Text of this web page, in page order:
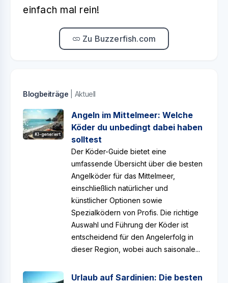
einfach mal rein!
Zu Buzzerfish.com
Blogbeiträge | Aktuell
KI-generiert
Angeln im Mittelmeer: Welche
Köder du unbedingt dabei haben
solltest
Der Köder-Guide bietet eine
umfassende Übersicht über die besten
Angelköder für das Mittelmeer,
einschließlich natürlicher und
künstlicher Optionen sowie
Spezialködern von Profis. Die richtige
Auswahl und Führung der Köder ist
entscheidend für den Angelerfolg in
dieser Region, wobei auch saisonale...
Urlaub auf Sardinien: Die besten